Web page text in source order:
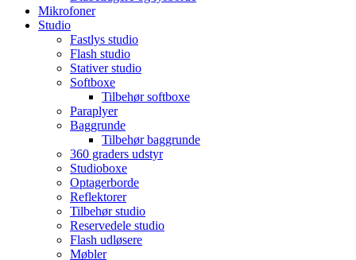
Mikrofoner
Studio
Fastlys studio
Flash studio
Stativer studio
Softboxe
Tilbehør softboxe
Paraplyer
Baggrunde
Tilbehør baggrunde
360 graders udstyr
Studioboxe
Optagerborde
Reflektorer
Tilbehør studio
Reservedele studio
Flash udløsere
Møbler